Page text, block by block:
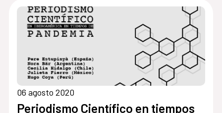
06 agosto 2020
Periodismo Científico en tiempos